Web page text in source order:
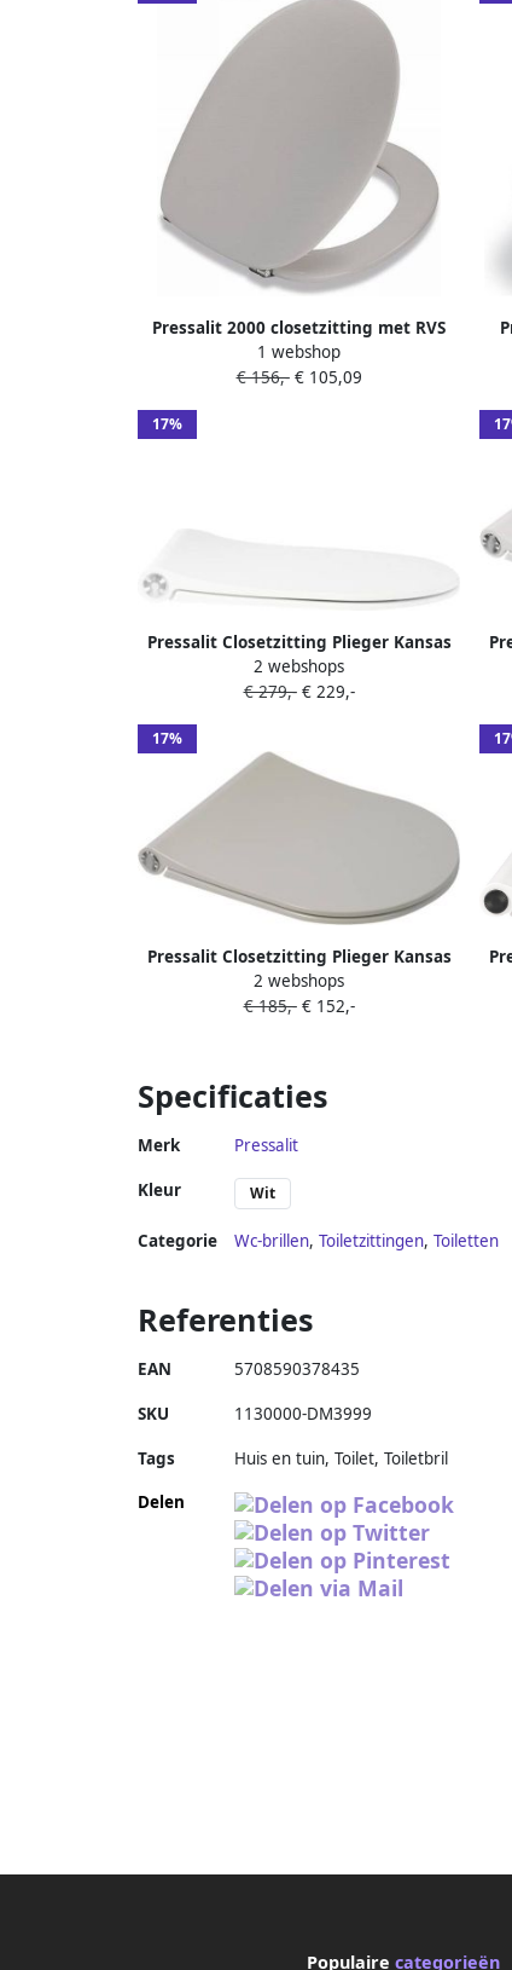
Pressalit 2000 closetzitting met RVS
univerticalscharnier UN3 manhattan
124052-un3999
1 webshop
€ 156,-€ 105,09
17%
Pressalit Closetzitting Plieger Kansas
by Slim met Lift-off en Softclose Mat
Wit
2 webshops
€ 279,-€ 229,-
17%
Pressalit Closetzitting Plieger Kansas
by Slim Compact met Lift-off en
Softclose Glans Wit
2 webshops
€ 185,-€ 152,-
Specificaties
Merk Pressalit
Kleur Wit
Categorie Wc-brillen, Toiletzittingen, Toiletten
Referenties
EAN 5708590378435
SKU 1130000-DM3999
Tags
Huis en tuin, Toilet, Toiletbril
Delen
Populaire categorieën